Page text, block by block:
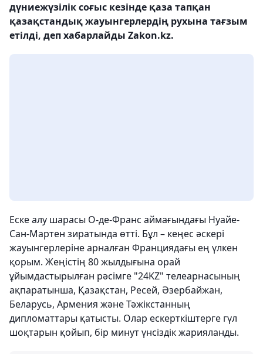
дүниежүзілік соғыс кезінде қаза тапқан
қазақстандық жауынгерлердің рухына тағзым
етілді, деп хабарлайды Zakon.kz.
Еске алу шарасы О-де-Франс аймағындағы Нуайе-
Сан-Мартен зиратында өтті. Бұл – кеңес әскері
жауынгерлеріне арналған Франциядағы ең үлкен
қорым. Жеңістің 80 жылдығына орай
ұйымдастырылған рәсімге "24KZ" телеарнасының
ақпаратынша, Қазақстан, Ресей, Әзербайжан,
Беларусь, Армения және Тәжікстанның
дипломаттары қатысты. Олар ескерткіштерге гүл
шоқтарын қойып, бір минут үнсіздік жарияланды.